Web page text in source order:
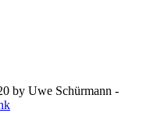
by Uwe Schürmann -